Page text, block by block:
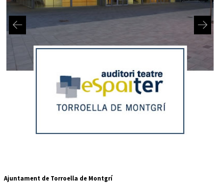
Ajuntament de Torroella de Montgrí